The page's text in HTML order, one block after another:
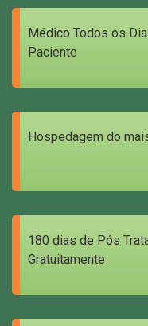
Médico Todos os
Paciente
Hospedagem do
180 dias de Pós
Gratuitamente